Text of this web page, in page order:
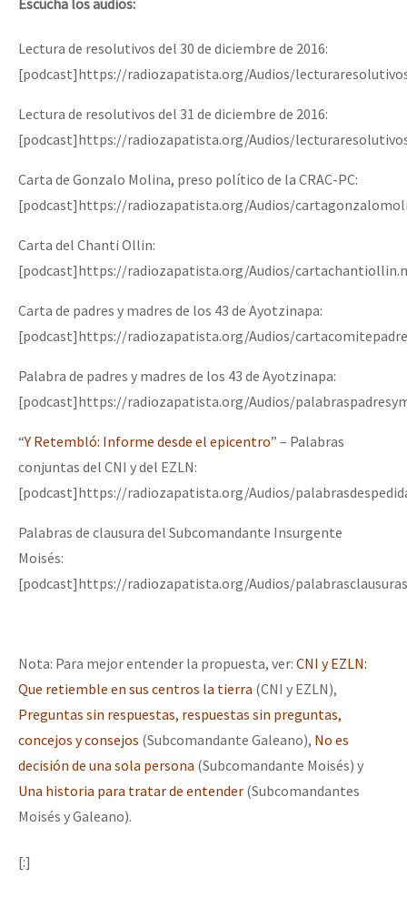
Lectura de resolutivos del 30 de diciembre de 2016:
[podcast]https://radiozapatista.org/Audios/
Lectura de resolutivos del 31 de diciembre de 2016:
[podcast]https://radiozapatista.org/Audios/
Carta de Gonzalo Molina, preso político de la CRAC-PC:
[podcast]https://radiozapatista.org/Audios/
Carta del Chanti Ollin:
[podcast]https://radiozapatista.org/Audios/
Carta de padres y madres de los 43 de Ayotzinapa:
[podcast]https://radiozapatista.org/Audios/
Palabra de padres y madres de los 43 de Ayotzinapa:
[podcast]https://radiozapatista.org/Audios/
“Y Retembló: Informe desde el epicentro” – Palabras
conjuntas del CNI y del EZLN:
[podcast]https://radiozapatista.org/Audios/
Palabras de clausura del Subcomandante Insurgente
Moisés:
[podcast]https://radiozapatista.org/Audios/
Nota: Para mejor entender la propuesta, ver: CNI y EZLN:
Que retiemble en sus centros la tierra (CNI y EZLN),
Preguntas sin respuestas, respuestas sin preguntas,
concejos y consejos (Subcomandante Galeano), No es
decisión de una sola persona (Subcomandante Moisés) y
Una historia para tratar de entender (Subcomandantes
Moisés y Galeano).
[:]